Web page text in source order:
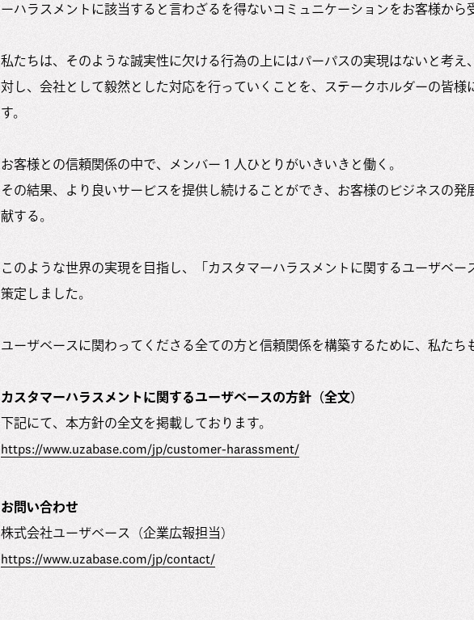
ーハラスメントに該当すると言わざるを得ないコミュニケーションをお客様から
私たちは、そのような誠実性に欠ける行為の上にはパーパスの実現はないと考え
対し、会社として毅然とした対応を行っていくことを、ステークホルダーの皆様
す。
お客様との信頼関係の中で、メンバー１人ひとりがいきいきと働く。
その結果、より良いサービスを提供し続けることができ、お客様のビジネスの発
献する。
このような世界の実現を目指し、「カスタマーハラスメントに関するユーザベー
策定しました。
ユーザベースに関わってくださる全ての方と信頼関係を構築するために、私たち
カスタマーハラスメントに関するユーザベースの方針（全文）
下記にて、本方針の全文を掲載しております。
https://www.uzabase.com/jp/customer-harassment/
お問い合わせ
株式会社ユーザベース（企業広報担当）
https://www.uzabase.com/jp/contact/